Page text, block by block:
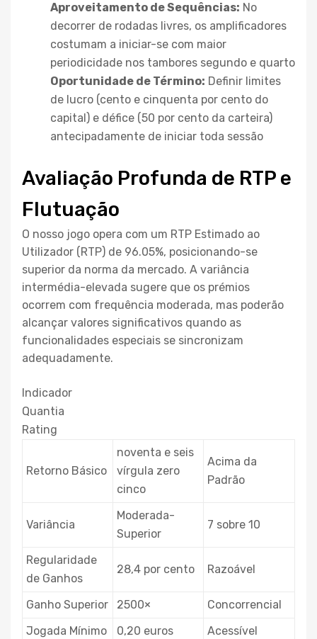
Aproveitamento de Sequências: No
decorrer de rodadas livres, os amplificadores
costumam a iniciar-se com maior
periodicidade nos tambores segundo e quarto
Oportunidade de Término: Definir limites
de lucro (cento e cinquenta por cento do
capital) e défice (50 por cento da carteira)
antecipadamente de iniciar toda sessão
Avaliação Profunda de RTP e
Flutuação
O nosso jogo opera com um RTP Estimado ao
Utilizador (RTP) de 96.05%, posicionando-se
superior da norma da mercado. A variância
intermédia-elevada sugere que os prémios
ocorrem com frequência moderada, mas poderão
alcançar valores significativos quando as
funcionalidades especiais se sincronizam
adequadamente.
Indicador
Quantia
Rating
Retorno Básico
noventa e seis
vírgula zero
cinco
Acima da
Padrão
Variância
Moderada-
Superior
7 sobre 10
Regularidade
de Ganhos
28,4 por cento Razoável
Ganho Superior 2500×
Concorrencial
Jogada Mínimo
0,20 euros Acessível